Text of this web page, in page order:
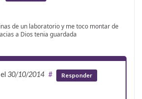
de un laboratorio y me toco montar de
a Dios tenia guardada
el 30/10/2014 # Responder